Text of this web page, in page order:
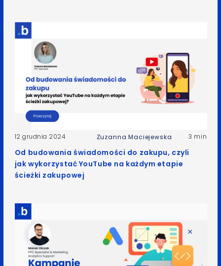
12 grudnia 2024 Zuzanna Maciejewska 3 min
Od budowania świadomości do zakupu, czyli
jak wykorzystać YouTube na każdym etapie
ścieżki zakupowej